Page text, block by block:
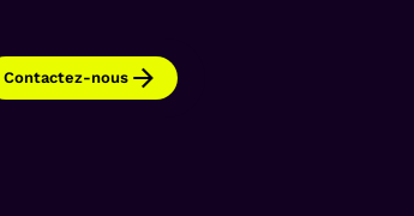
Contactez-nous